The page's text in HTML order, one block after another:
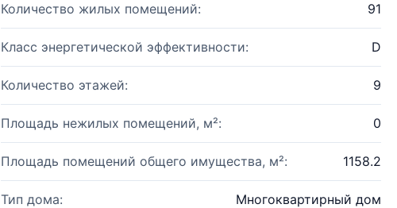
Количество жилых помещений: 91
Класс энергетической эффективности: D
Количество этажей: 9
Площадь нежилых помещений, м²: 0
Площадь помещений общего имущества, м²: 1158.2
Тип дома: Многоквартирный дом